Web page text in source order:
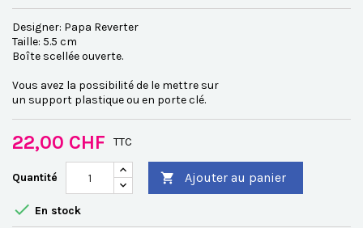
Designer: Papa Reverter
Taille: 5.5 cm
Boîte scellée ouverte.
Vous avez la possibilité de le mettre sur
un support plastique ou en porte clé.
22,00 CHF TTC
Quantité  Ajouter au panier
 En stock